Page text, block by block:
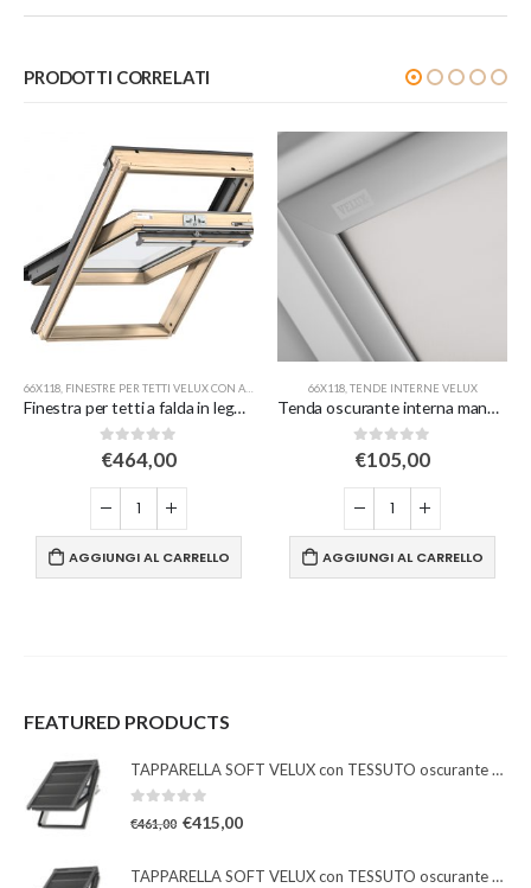
PRODOTTI CORRELATI
66X118 FINESTRE PER TETTI VELUX CON APERTURA A BILICO , VELUX DIMENSIONI
Finestra per tetti a falda in legno naturale con apertura a bilico manuale
0Su 5
€464,00
AGGIUNGI AL CARRELLO
66X118, TENDE INTERNE VELUX
Tenda oscurante interna manuale a rullo – bianca
0Su 5
€105,00
AGGIUNGI AL CARRELLO
FEATURED PRODUCTS
TAPPARELLA SOFT VELUX con TESSUTO oscurante solare
€461,00 €415,00
TAPPARELLA SOFT VELUX con TESSUTO oscurante solare